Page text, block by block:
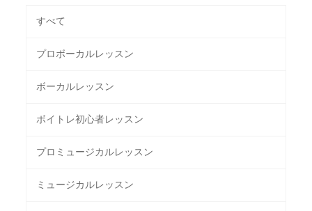
すべて
プロボーカルレッスン
ボーカルレッスン
ボイトレ初心者レッスン
プロミュージカルレッスン
ミュージカルレッスン